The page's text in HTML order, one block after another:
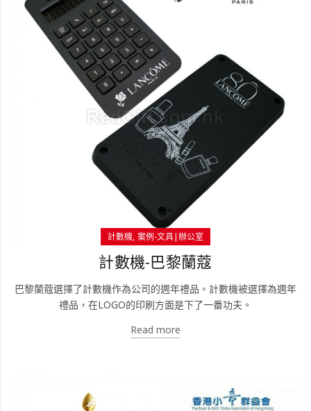
計數機 案例-文具|辦公室
計數機-巴黎蘭蔻
巴黎蘭蔻選擇了計數機作為公司的週年禮品。計數機被選擇為週年
禮品，在LOGO的印刷方面是下了一番功夫。
Read more